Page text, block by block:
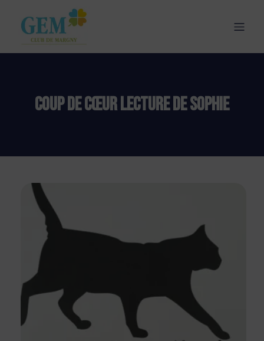
Coup de cœur lecture de Sophie